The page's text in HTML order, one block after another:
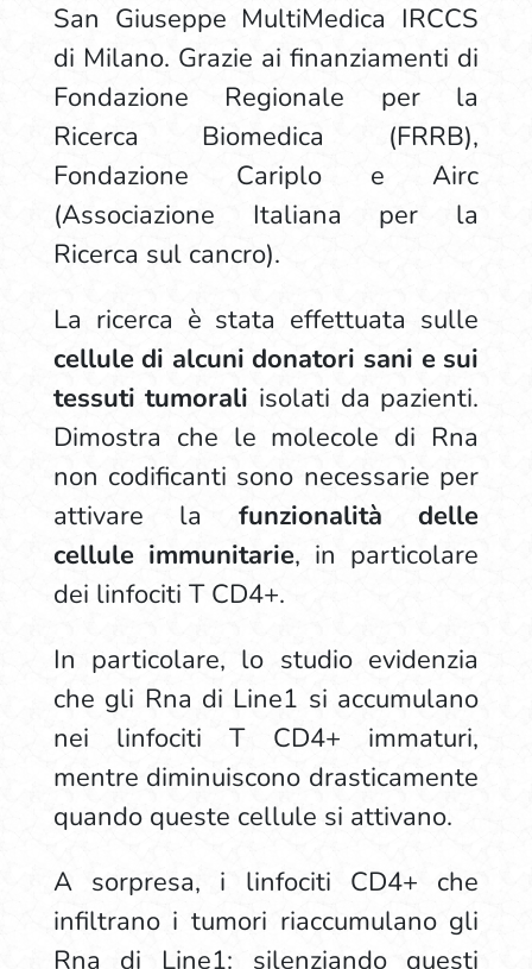
San Giuseppe MultiMedica IRCCS
di Milano. Grazie ai finanziamenti di
Fondazione Regionale per la
Ricerca Biomedica (FRRB),
Fondazione Cariplo e Airc
(Associazione Italiana per la
Ricerca sul cancro).
La ricerca è stata effettuata sulle
cellule di alcuni donatori sani e sui
tessuti tumorali isolati da pazienti.
Dimostra che le molecole di Rna
non codificanti sono necessarie per
attivare la funzionalità delle
cellule immunitarie, in particolare
dei linfociti T CD4+.
In particolare, lo studio evidenzia
che gli Rna di Line1 si accumulano
nei linfociti T CD4+ immaturi,
mentre diminuiscono drasticamente
quando queste cellule si attivano.
A sorpresa, i linfociti CD4+ che
infiltrano i tumori riaccumulano gli
Rna di Line1: silenziando questi